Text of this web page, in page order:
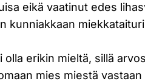
eikä vaatinut edes
kunniakkaan
olla erikin mieltä, sillä
mies miestä